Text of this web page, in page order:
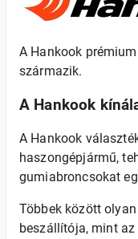
A Hankook
származik.
A Hankook
A Hankook
haszongépjármű,
gumiabroncsokat
Többek között
beszállítója, mint az